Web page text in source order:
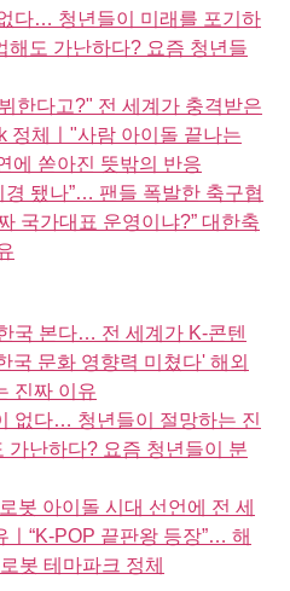
다… 청년들이 미래를 포기하
해도 가난하다? 요즘 청년들
한다고?" 전 세계가 충격받은
정체ㅣ"사람 아이돌 끝나는
에 쏟아진 뜻밖의 반응
경 됐나”… 팬들 폭발한 축구협
국가대표 운영이냐?” 대한축
국 본다… 전 세계가 K-콘텐
국 문화 영향력 미쳤다' 해외
진짜 이유
없다… 청년들이 절망하는 진
가난하다? 요즘 청년들이 분
봇 아이돌 시대 선언에 전 세
ㅣ“K-POP 끝판왕 등장”… 해
봇 테마파크 정체